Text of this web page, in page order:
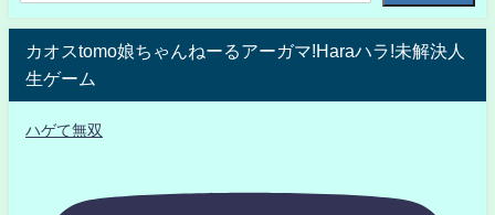
カオスtomo娘ちゃんねーるアーガマ!Haraハラ!未解決人
生ゲーム
ハゲて無双